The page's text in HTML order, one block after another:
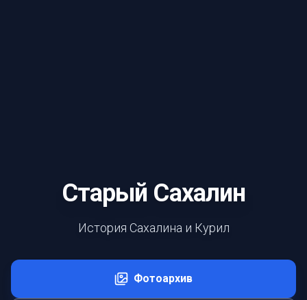
Старый Сахалин
История Сахалина и Курил
Фотоархив